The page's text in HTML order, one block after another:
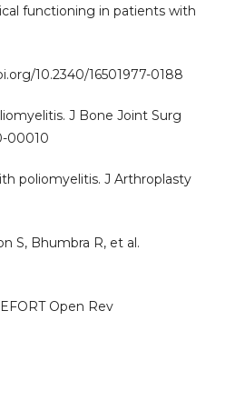
functioning in patients with
10.2340/16501977-0188
J Bone Joint Surg
00010
poliomyelitis. J Arthroplasty
S, Bhumbra R, et al.
Open Rev